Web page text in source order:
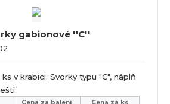
gabionové ''C''
v krabici. Svorky typu "C", náplň
Cena za balení
Cena za ks